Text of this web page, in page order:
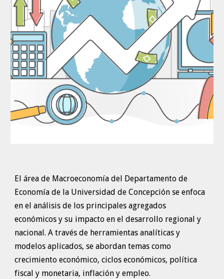
El área de Macroeconomía del Departamento de
Economía de la Universidad de Concepción se enfoca
en el análisis de los principales agregados
económicos y su impacto en el desarrollo regional y
nacional. A través de herramientas analíticas y
modelos aplicados, se abordan temas como
crecimiento económico, ciclos económicos, política
fiscal y monetaria, inflación y empleo.